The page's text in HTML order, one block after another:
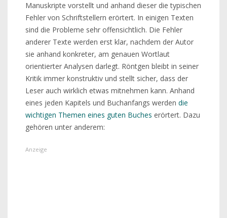
Manuskripte vorstellt und anhand dieser die typischen
Fehler von Schriftstellern erörtert. In einigen Texten
sind die Probleme sehr offensichtlich. Die Fehler
anderer Texte werden erst klar, nachdem der Autor
sie anhand konkreter, am genauen Wortlaut
orientierter Analysen darlegt. Röntgen bleibt in seiner
Kritik immer konstruktiv und stellt sicher, dass der
Leser auch wirklich etwas mitnehmen kann. Anhand
eines jeden Kapitels und Buchanfangs werden die
wichtigen Themen eines guten Buches erörtert. Dazu
gehören unter anderem: